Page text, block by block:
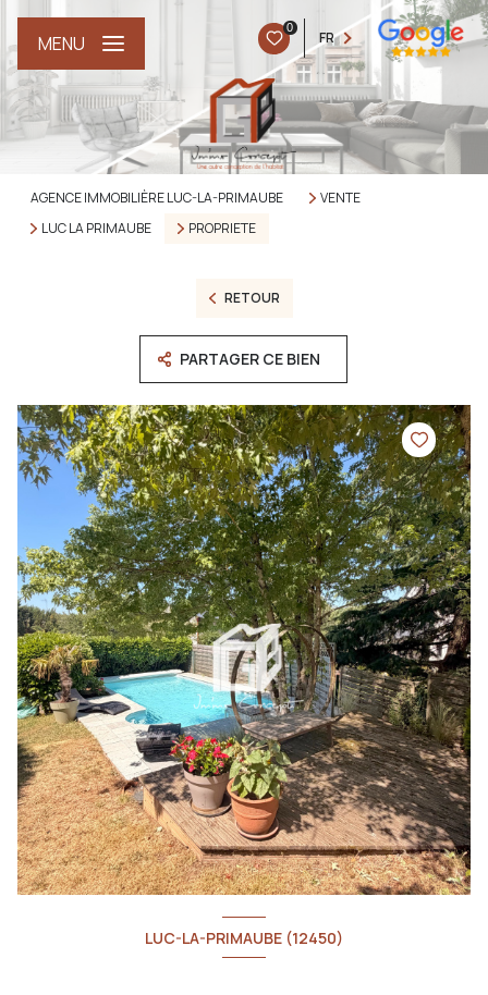
0
FR
MENU
AGENCE IMMOBILIÈRE LUC-LA-PRIMAUBE
VENTE
LUC LA PRIMAUBE
PROPRIETE
RETOUR
PARTAGER CE BIEN
LUC-LA-PRIMAUBE (12450)